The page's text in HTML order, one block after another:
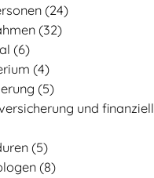
(24)
(32)
(6)
(4)
(5)
und
(5)
(8)